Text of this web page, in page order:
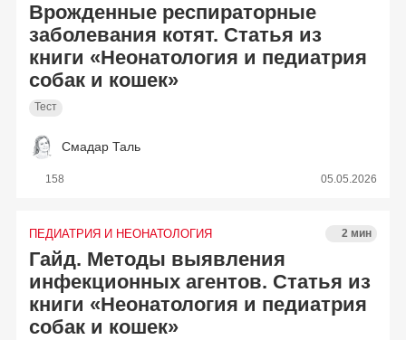
Врожденные респираторные
заболевания котят. Статья из
книги «Неонатология и педиатрия
собак и кошек»
Тест
Смадар Таль
158 05.05.2026
ПЕДИАТРИЯ И НЕОНАТОЛОГИЯ 2 мин
Гайд. Методы выявления
инфекционных агентов. Статья из
книги «Неонатология и педиатрия
собак и кошек»